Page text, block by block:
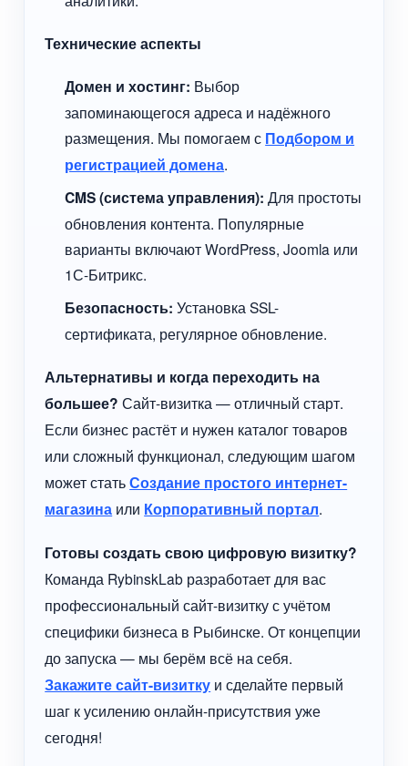
Технические аспекты
Домен и хостинг: Выбор
запоминающегося адреса и надёжного
размещения. Мы помогаем с Подбором и
регистрацией домена.
CMS (система управления): Для простоты
обновления контента. Популярные
варианты включают WordPress, Joomla или
1С-Битрикс.
Безопасность: Установка SSL-
сертификата, регулярное обновление.
Альтернативы и когда переходить на
большее? Сайт-визитка — отличный старт.
Если бизнес растёт и нужен каталог товаров
или сложный функционал, следующим шагом
может статьСоздание простого интернет-
магазина или Корпоративный портал.
Готовы создать свою цифровую визитку?
Команда RybinskLab разработает для вас
профессиональный сайт-визитку с учётом
специфики бизнеса в Рыбинске. От концепции
до запуска — мы берём всё на себя.
Закажите сайт-визитку и сделайте первый
шаг к усилению онлайн-присутствия уже
сегодня!